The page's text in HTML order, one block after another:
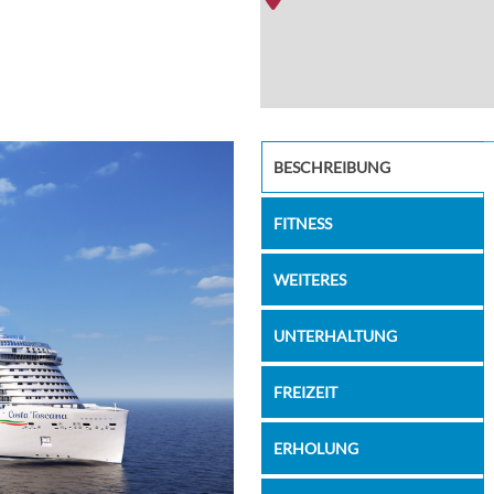
BESCHREIBUNG
FITNESS
WEITERES
UNTERHALTUNG
FREIZEIT
ERHOLUNG